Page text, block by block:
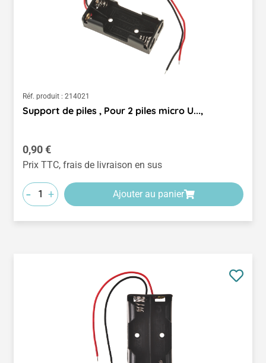
Réf. produit : 214021
Support de piles , Pour 2 piles micro U...,
Prix régulier :
0,90 €
Prix TTC, frais de livraison en sus
- + Ajouter au panier